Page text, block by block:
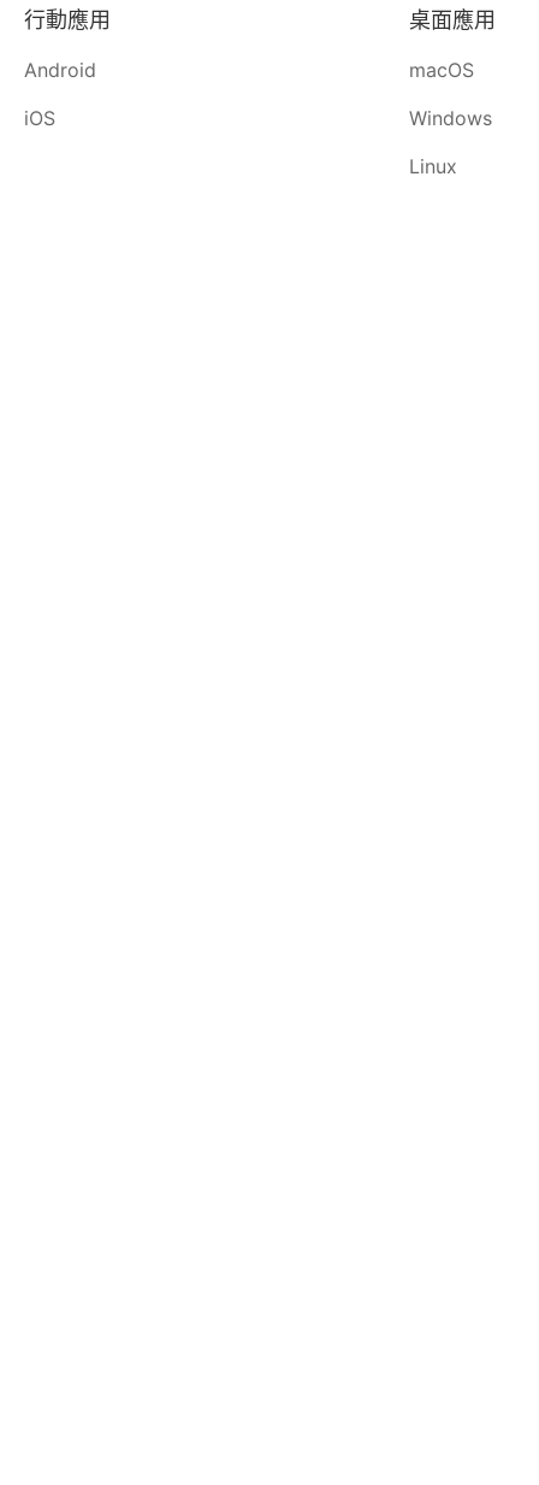
行動應用
Android
iOS
桌面應用
macOS
Windows
Linux